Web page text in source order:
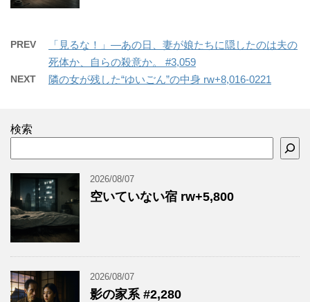
PREV
「見るな！」―あの日、妻が娘たちに隠したのは夫の
死体か、自らの殺意か。 #3,059
NEXT 隣の女が残した“ゆいごん”の中身 rw+8,016-0221
検索
2026/08/07
空いていない宿 rw+5,800
2026/08/07
影の家系 #2,280